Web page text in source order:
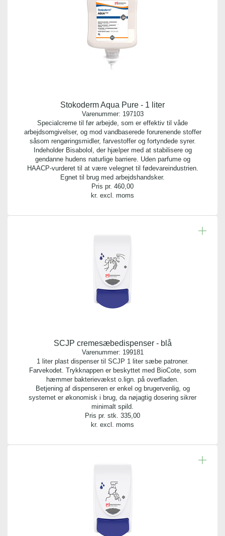
Stokoderm Aqua Pure - 1 liter
Varenummer: 197103
Specialcreme til før arbejde, som er effektiv til våde
arbejdsomgivelser, og mod vandbaserede forurenende stoffer
såsom rengøringsmidler, farvestoffer og fortyndede syrer.
Indeholder Bisabolol, der hjælper med at stabilisere og
gendanne hudens naturlige barriere. Uden parfume og
HAACP-vurderet til at være velegnet til fødevareindustrien.
Egnet til brug med arbejdshandsker.
Pris pr. 460,00
kr. excl. moms
SCJP cremesæbedispenser - blå
Varenummer: 199181
1 liter plast dispenser til SCJP 1 liter sæbe patroner.
Farvekodet. Trykknappen er beskyttet med BioCote, som
hæmmer bakterievækst o.lign. på overfladen.
Betjening af dispenseren er enkel og brugervenlig, og
systemet er økonomisk i brug, da nøjagtig dosering sikrer
minimalt spild.
Pris pr. stk. 335,00
kr. excl. moms